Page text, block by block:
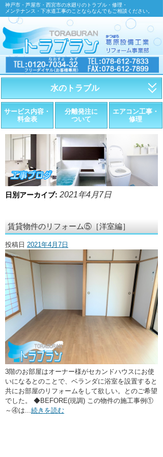
神戸市・芦屋市・西宮市の水廻りのトラブル・修理・
メンテナンス・下水道工事のことならなんでもご相談ください。
水のトラブル
・トイレが詰まったら
・トイレが漏れたら
・水道管が漏れたら
・排水が詰まったら
・悪臭調査
・ここに水栓がほしい
・水廻りメンテナンス
サービス内容・
料金表
分離発注に
ついて
エアコン工事・
修理
日別アーカイブ: 2021年4月7日
賃貸物件のリフォーム⑤［洋室編］
投稿日 2021年4月7日
3階のお部屋はオーナー様がセカンドハウスにお使
いになるとのことで、ベランダに浴室を設置すると
共にお部屋のリフォームをして欲しい。とのご希望
でした。 ◆BEFORE(現調) この物件の施工事例①
～④は... 続きを読む